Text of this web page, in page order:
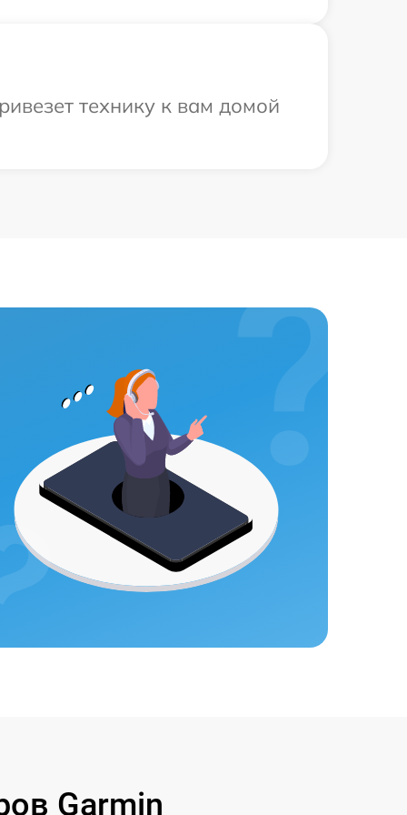
технику к вам домой
Garmin